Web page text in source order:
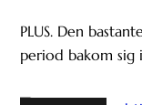
PLUS. Den
period bakom sig